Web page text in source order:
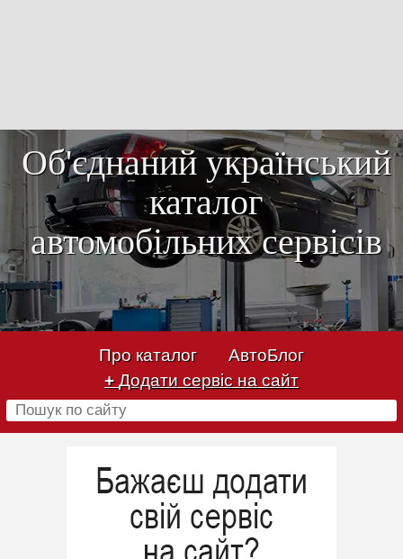
Об'єднаний український
каталог
автомобільних сервісів
Про каталог
АвтоБлог
+ Додати сервіс на сайт